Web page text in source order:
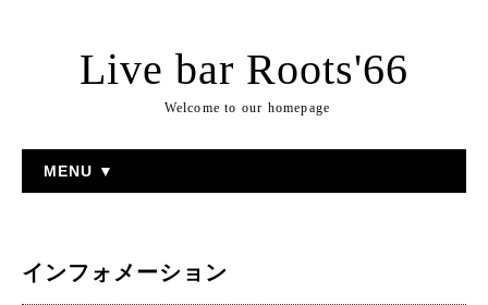
Live bar Roots'66
Welcome to our homepage
MENU ▼
インフォメーション